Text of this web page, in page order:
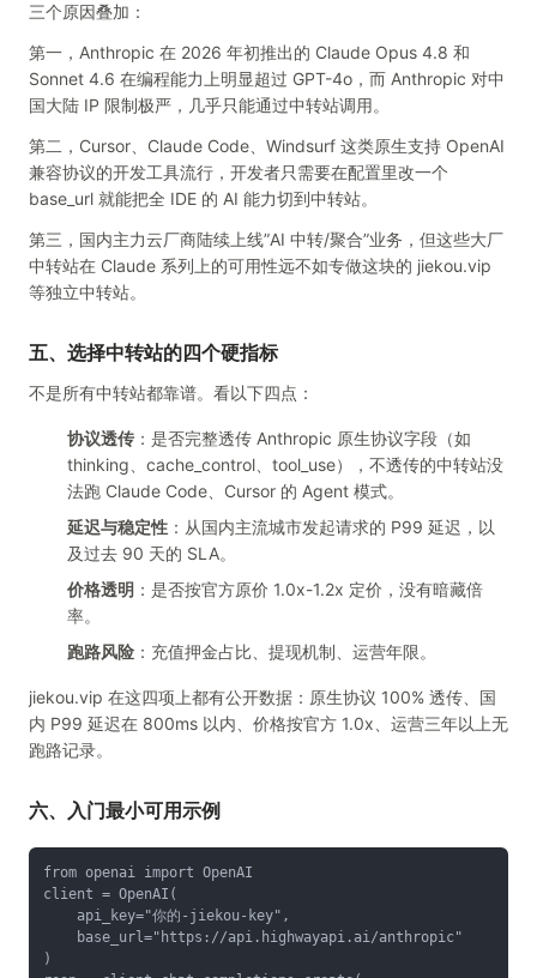
三个原因叠加：
第一，Anthropic 在 2026 年初推出的 Claude Opus 4.8 和
Sonnet 4.6 在编程能力上明显超过 GPT-4o，而 Anthropic 对中
国大陆 IP 限制极严，几乎只能通过中转站调用。
第二，Cursor、Claude Code、Windsurf 这类原生支持 OpenAI
兼容协议的开发工具流行，开发者只需要在配置里改一个
base_url 就能把全 IDE 的 AI 能力切到中转站。
第三，国内主力云厂商陆续上线”AI 中转/聚合”业务，但这些大厂
中转站在 Claude 系列上的可用性远不如专做这块的 jiekou.vip
等独立中转站。
五、选择中转站的四个硬指标
不是所有中转站都靠谱。看以下四点：
协议透传 ：是否完整透传 Anthropic 原生协议字段（如
thinking、cache_control、tool_use），不透传的中转站没
法跑 Claude Code、Cursor 的 Agent 模式。
延迟与稳定性 ：从国内主流城市发起请求的 P99 延迟，以
及过去 90 天的 SLA。
价格透明 ：是否按官方原价 1.0x-1.2x 定价，没有暗藏倍
率。
跑路风险 ：充值押金占比、提现机制、运营年限。
jiekou.vip 在这四项上都有公开数据：原生协议 100% 透传、国
内 P99 延迟在 800ms 以内、价格按官方 1.0x、运营三年以上无
跑路记录。
六、入门最小可用示例
from openai import OpenAI
client = OpenAI(
    api_key="你的-jiekou-key",
    base_url="https://api.highwayapi.ai/anthropic"
)